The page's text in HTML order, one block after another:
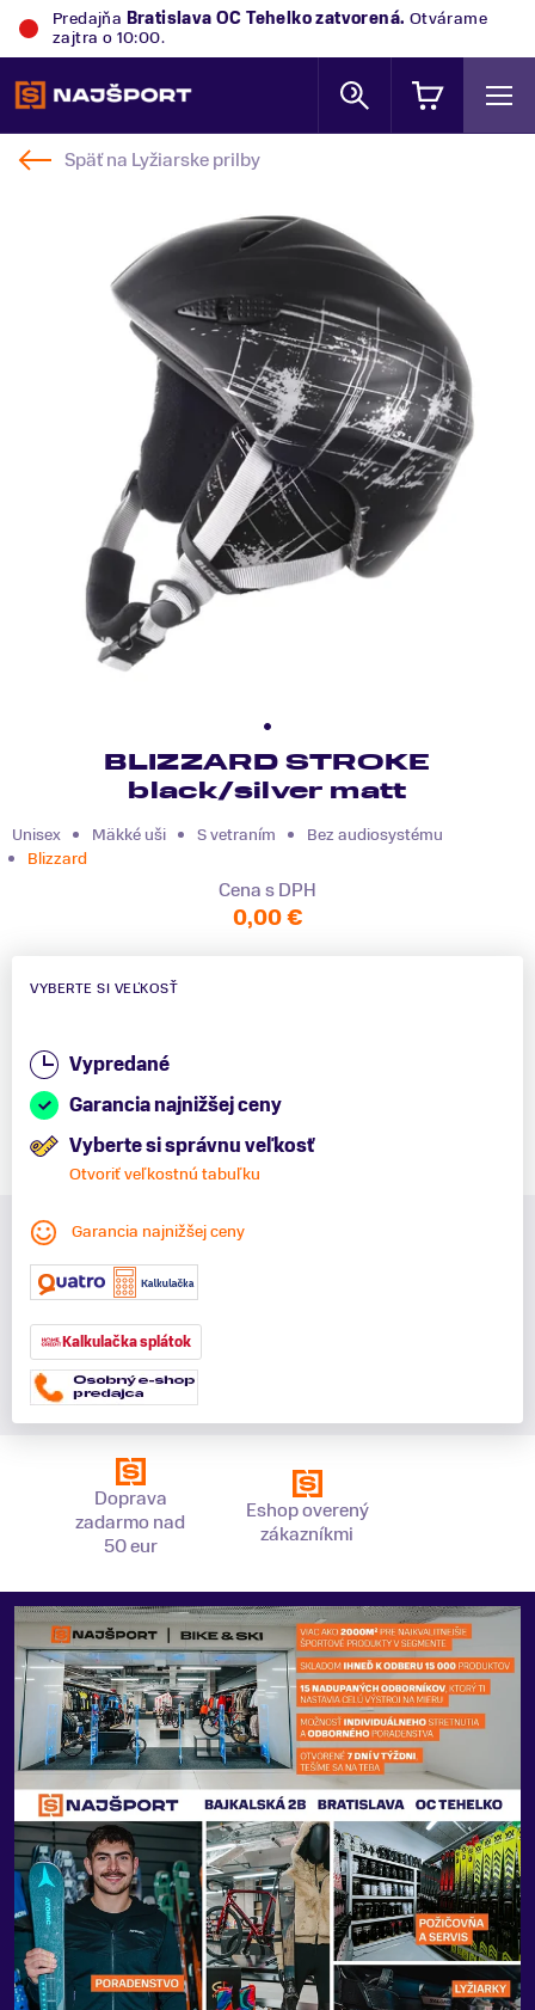
Predajňa Bratislava OC Tehelkozatvorená. Otvárame
zajtra o 10:00.
Späť na Lyžiarske prilby
BLIZZARD STROKE
black/silver matt
Unisex Mäkké uši S vetraním
Bez audiosystému
Blizzard
Cena s DPH
0,00 €
VYBERTE SI VEĽKOSŤ
Vypredané
Garancia najnižšej ceny
Vyberte si správnu veľkosť
Otvoriť veľkostnú tabuľku
Garancia najnižšej ceny
Kalkulačka splátok
Doprava
zadarmo nad
50 eur
Eshop overený
zákazníkmi